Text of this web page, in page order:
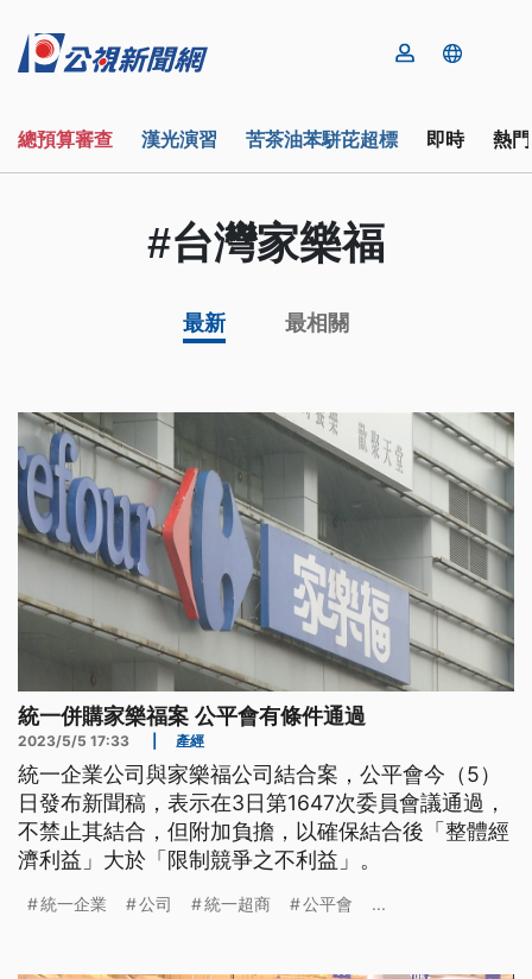
總預算審查 漢光演習 苦茶油苯駢芘超標 即時 熱
#台灣家樂福
最新 最相關
統一併購家樂福案 公平會有條件通過
2023/5/5 17:33 產經
統一企業公司與家樂福公司結合案，公平會今（5）
日發布新聞稿，表示在3日第1647次委員會議通過，
不禁止其結合，但附加負擔，以確保結合後「整體經
濟利益」大於「限制競爭之不利益」。
統一企業 公司 統一超商 公平會 ...